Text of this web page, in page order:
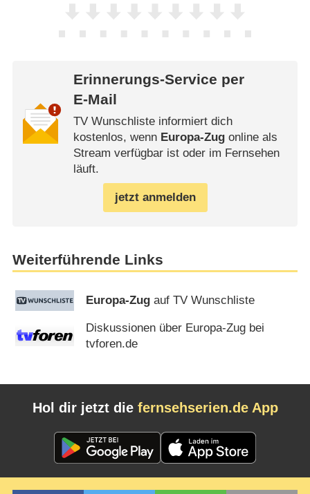
Erinnerungs-Service per
E-Mail
TV Wunschliste informiert dich
kostenlos, wenn Europa-Zugonline als
Stream verfügbar ist oder im Fernsehen
läuft.
jetzt anmelden
Weiterführende Links
Europa-Zug auf TV Wunschliste
Diskussionen über Europa-Zug bei
tvforen.de
Hol dir jetzt die fernsehserien.de App